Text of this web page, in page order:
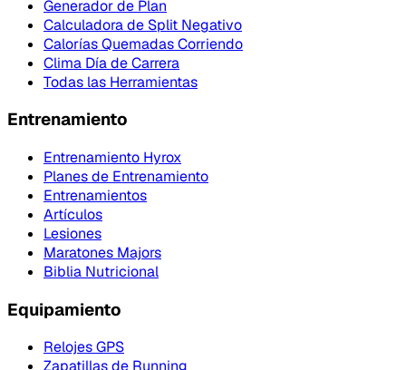
Generador de Plan
Calculadora de Split Negativo
Calorías Quemadas Corriendo
Clima Día de Carrera
Todas las Herramientas
Entrenamiento
Entrenamiento Hyrox
Planes de Entrenamiento
Entrenamientos
Artículos
Lesiones
Maratones Majors
Biblia Nutricional
Equipamiento
Relojes GPS